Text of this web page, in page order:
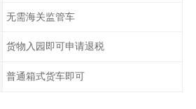
无需海关监管车
货物入园即可申请退税
普通箱式货车即可